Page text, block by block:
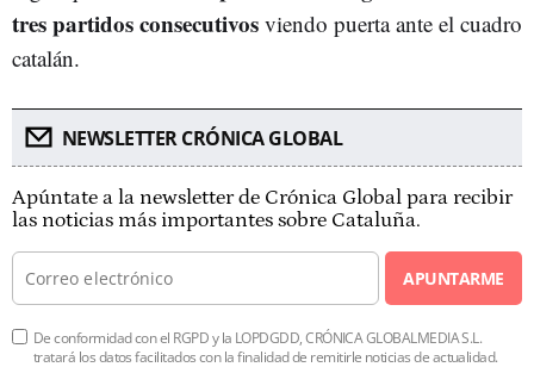
tres partidos consecutivos viendo puerta ante el cuadro
catalán.
NEWSLETTER CRÓNICA GLOBAL
Apúntate a la newsletter de Crónica Global para recibir
las noticias más importantes sobre Cataluña.
APUNTARME
De conformidad con el RGPD y la LOPDGDD, CRÓNICA GLOBALMEDIA S.L.
tratará los datos facilitados con la finalidad de remitirle noticias de actualidad.